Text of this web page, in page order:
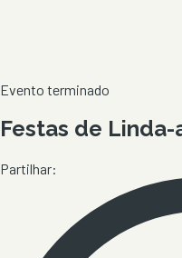
Evento terminado
Festas de Linda-
Partilhar: